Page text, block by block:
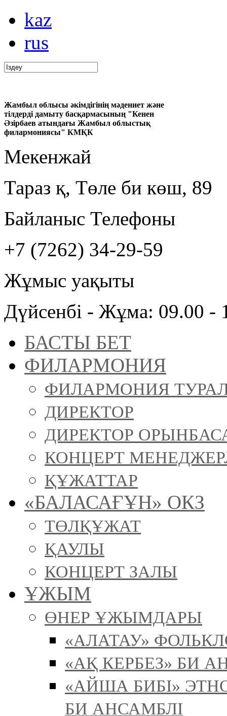
kaz
rus
Жамбыл облысы әкімдігінің мәдениет және
тілдерді дамыту басқармасының "Кенен
Әзірбаев атындағы Жамбыл облыстық
филармониясы" КМҚК
Мекенжай
Тараз қ, Төле би көш, 89
Байланыс Телефоны
+7 (7262) 34-29-59
Жұмыс уақыты
Дүйсенбі - Жұма: 09.00 -
БАСТЫ БЕТ
ФИЛАРМОНИЯ
ФИЛАРМОНИЯ
ДИРЕКТОР
ДИРЕКТОР
КОНЦЕРТ
ҚҰЖАТТАР
«БАЛАСАҒҰН» ОКЗ
ТӨЛҚҰЖАТ
ҚАУЛЫ
КОНЦЕРТ ЗАЛЫ
ҰЖЫМ
ӨНЕР ҰЖЫМДАРЫ
«АЛАТАУ»
«АҚ КЕРБЕЗ» БИ
«АЙША БИБІ»
БИ АНСАМБЛІ